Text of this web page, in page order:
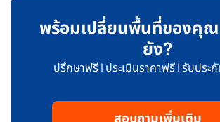
พร้อมเปลี่ยนพื้นที่ของคุณ
ยัง?
ปรึกษาฟรี | ประเมินราคาฟรี | รับปร
สอบถามเพิ่มเติม